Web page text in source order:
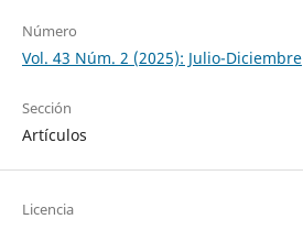
Número
Vol. 43 Núm. 2 (2025): Julio-Diciembre
Sección
Artículos
Licencia